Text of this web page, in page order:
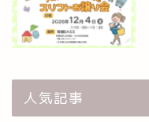
人気記事